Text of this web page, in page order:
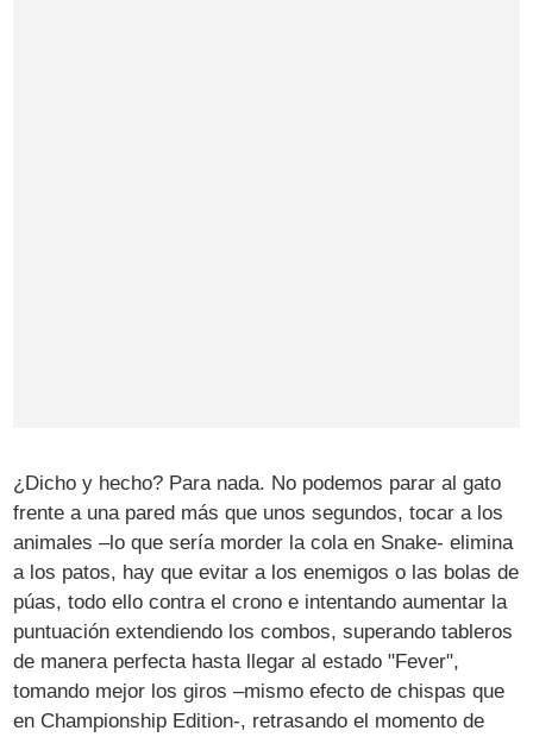
¿Dicho y hecho? Para nada. No podemos parar al gato
frente a una pared más que unos segundos, tocar a los
animales –lo que sería morder la cola en Snake- elimina
a los patos, hay que evitar a los enemigos o las bolas de
púas, todo ello contra el crono e intentando aumentar la
puntuación extendiendo los combos, superando tableros
de manera perfecta hasta llegar al estado "Fever",
tomando mejor los giros –mismo efecto de chispas que
en Championship Edition-, retrasando el momento de